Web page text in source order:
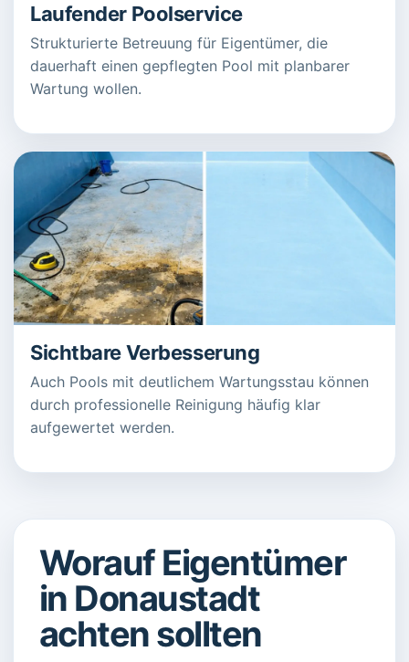
Laufender Poolservice
Strukturierte Betreuung für Eigentümer, die
dauerhaft einen gepflegten Pool mit planbarer
Wartung wollen.
Sichtbare Verbesserung
Auch Pools mit deutlichem Wartungsstau können
durch professionelle Reinigung häufig klar
aufgewertet werden.
Worauf Eigentümer
in Donaustadt
achten sollten